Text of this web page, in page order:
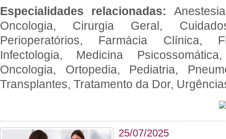
Especialidades relacionadas:
Oncologia, Cirurgia Geral,
Perioperatórios, Farmácia Clínica,
Infectologia, Medicina
Oncologia, Ortopedia, Pediatria,
Transplantes, Tratamento da Dor,
25/07/2025